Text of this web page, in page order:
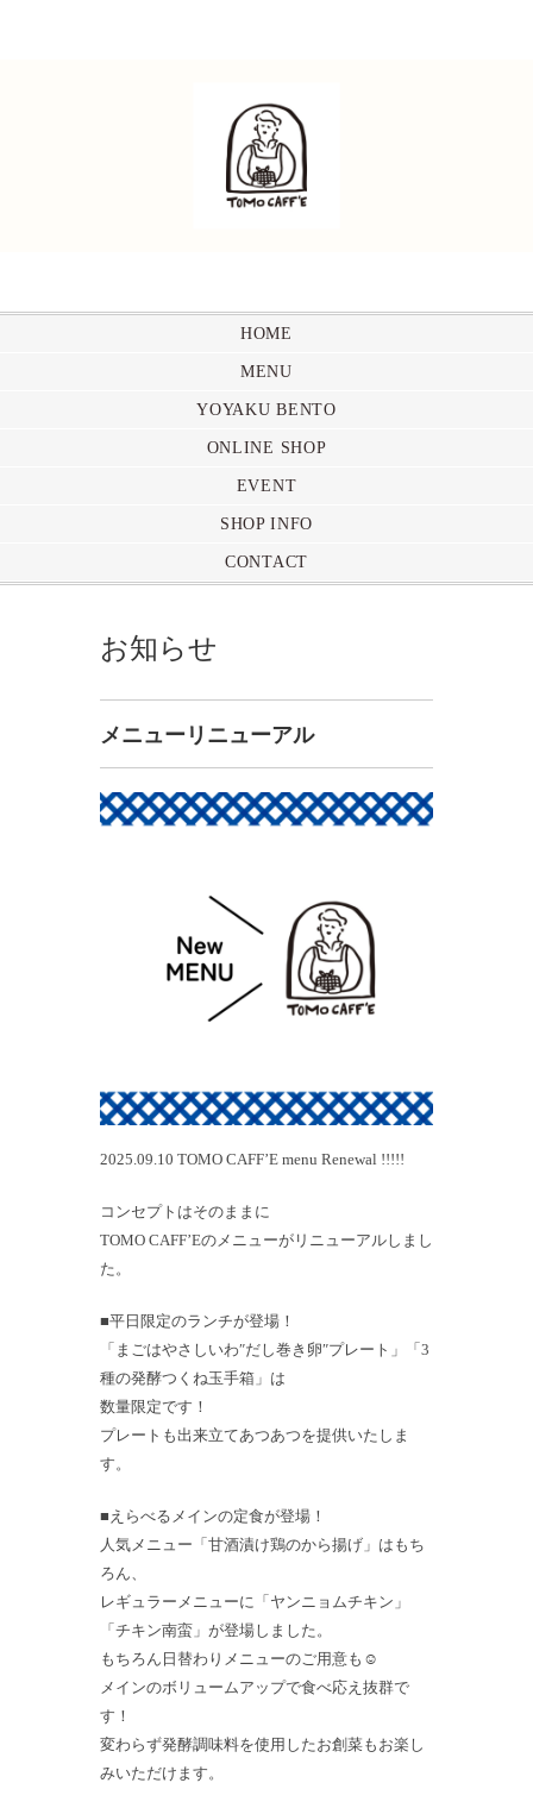
HOME
MENU
YOYAKU BENTO
ONLINE SHOP
EVENT
SHOP INFO
CONTACT
お知らせ
メニューリニューアル
2025.09.10 TOMO CAFF’E menu Renewal !!!!!
コンセプトはそのままに
TOMO CAFF’Eのメニューがリニューアルしまし
た。
■平日限定のランチが登場！
「まごはやさしいわ″だし巻き卵″プレート」「3
種の発酵つくね玉手箱」は
数量限定です！
プレートも出来立てあつあつを提供いたしま
す。
■えらべるメインの定食が登場！
人気メニュー「甘酒漬け鶏のから揚げ」はもち
ろん、
レギュラーメニューに「ヤンニョムチキン」
「チキン南蛮」が登場しました。
もちろん日替わりメニューのご用意も☺️
メインのボリュームアップで食べ応え抜群で
す！
変わらず発酵調味料を使用したお創菜もお楽し
みいただけます。